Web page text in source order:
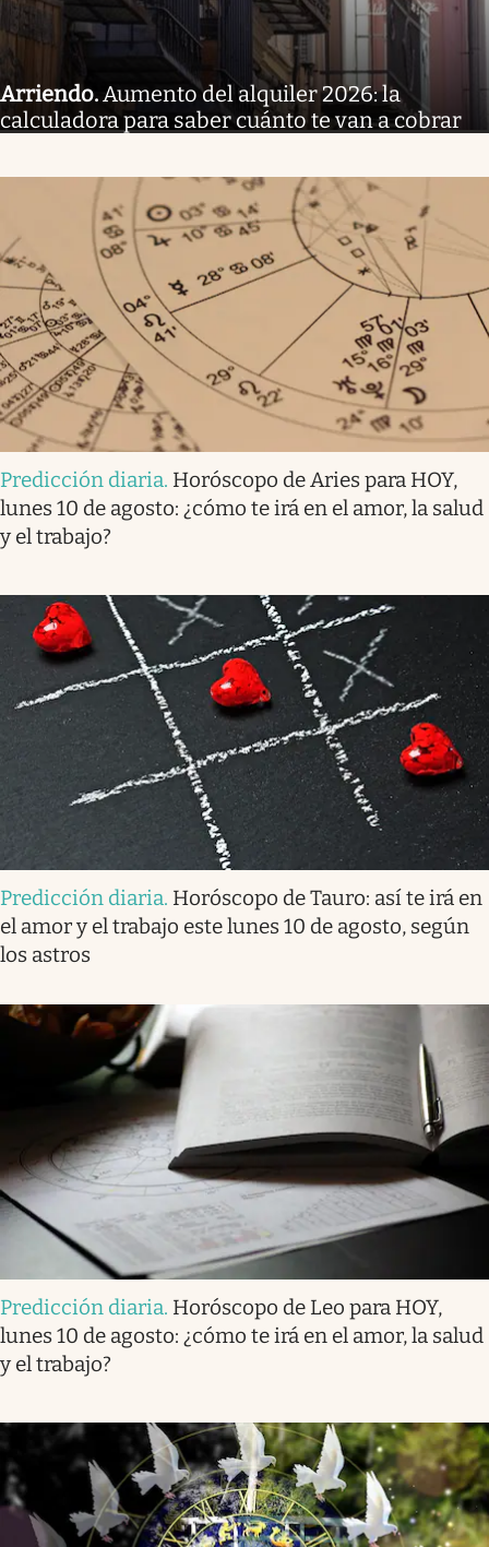
Arriendo.Aumento del alquiler 2026: la
calculadora para saber cuánto te van a cobrar
Predicción diaria. Horóscopo de Aries para HOY,
lunes 10 de agosto: ¿cómo te irá en el amor, la salud
y el trabajo?
Predicción diaria. Horóscopo de Tauro: así te irá en
el amor y el trabajo este lunes 10 de agosto, según
los astros
Predicción diaria. Horóscopo de Leo para HOY,
lunes 10 de agosto: ¿cómo te irá en el amor, la salud
y el trabajo?